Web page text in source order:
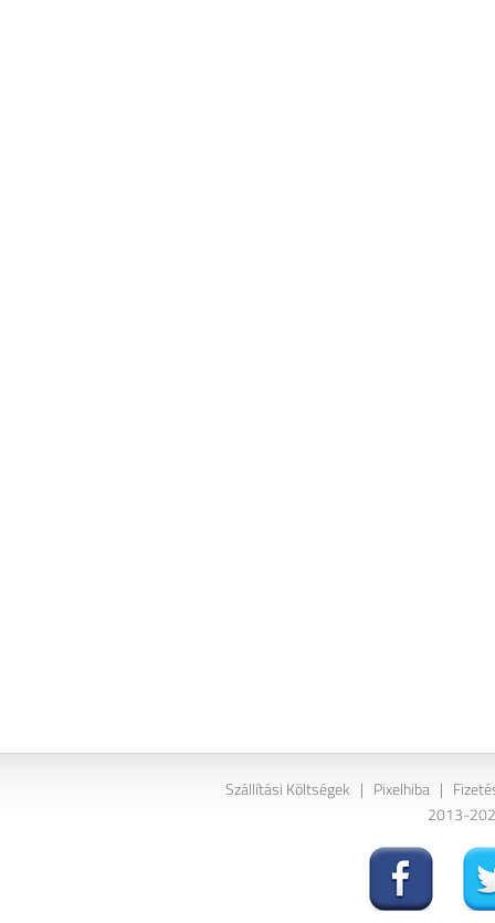
Szállítási Költségek | Pixelhiba |
2013-